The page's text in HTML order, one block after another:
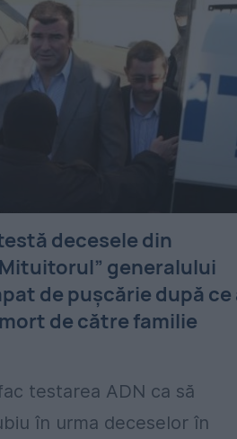
decesele din
generalului
de pușcărie după ce
de către familie
testarea ADN ca să
în urma deceselor în